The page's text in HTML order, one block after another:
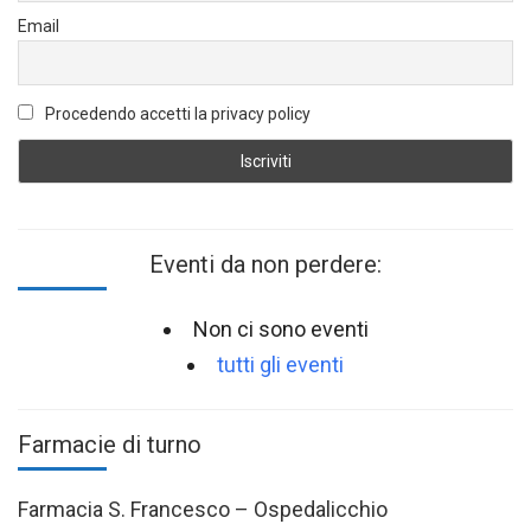
Email
Procedendo accetti la privacy policy
Eventi da non perdere:
Non ci sono eventi
tutti gli eventi
Farmacie di turno
Farmacia S. Francesco – Ospedalicchio